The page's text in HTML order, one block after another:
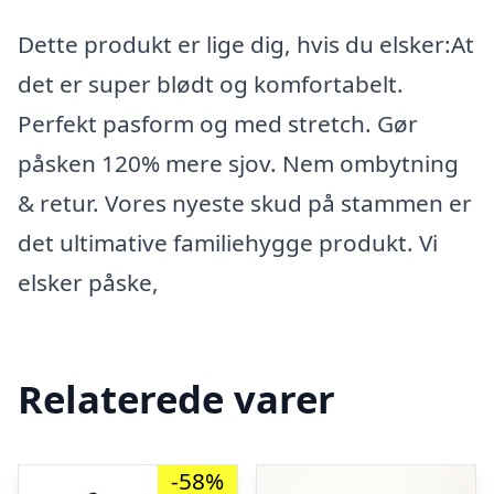
Dette produkt er lige dig, hvis du elsker:At
det er super blødt og komfortabelt.
Perfekt pasform og med stretch. Gør
påsken 120% mere sjov. Nem ombytning
& retur. Vores nyeste skud på stammen er
det ultimative familiehygge produkt. Vi
elsker påske,
Relaterede varer
-58%